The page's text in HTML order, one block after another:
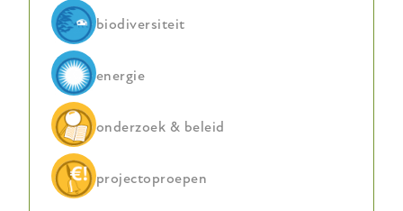
biodiversiteit
energie
onderzoek & beleid
projectoproepen